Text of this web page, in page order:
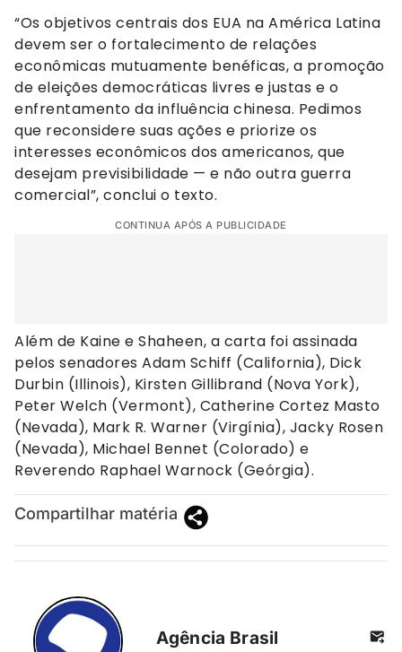
“Os objetivos centrais dos EUA na América Latina
devem ser o fortalecimento de relações
econômicas mutuamente benéficas, a promoção
de eleições democráticas livres e justas e o
enfrentamento da influência chinesa. Pedimos
que reconsidere suas ações e priorize os
interesses econômicos dos americanos, que
desejam previsibilidade — e não outra guerra
comercial”, conclui o texto.
CONTINUA APÓS A PUBLICIDADE
Além de Kaine e Shaheen, a carta foi assinada
pelos senadores Adam Schiff (California), Dick
Durbin (Illinois), Kirsten Gillibrand (Nova York),
Peter Welch (Vermont), Catherine Cortez Masto
(Nevada), Mark R. Warner (Virgínia), Jacky Rosen
(Nevada), Michael Bennet (Colorado) e
Reverendo Raphael Warnock (Geórgia).
Compartilhar matéria
Agência Brasil